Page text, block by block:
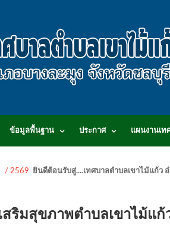
ข้อมูลพื้นฐาน ประกาศ แผนงานเท
/ 2569 ยินดีต้อนรับสู่....เทศบาลตำบลเขาไม้แก้ว
สริมสุขภาพตำบลเขาไม้แ